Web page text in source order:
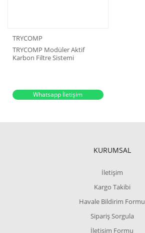
TRYCOMP
TRYCOMP Modüler Aktif
Karbon Filtre Sistemi
Whatsapp İletişim
KURUMSAL
İletişim
Kargo Takibi
Havale Bildirim Formu
Sipariş Sorgula
İletişim Formu